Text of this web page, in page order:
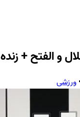
و الفتح + زنده
ورزشی